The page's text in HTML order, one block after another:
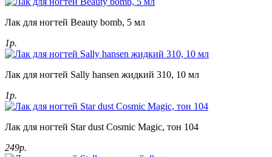
Лак для ногтей Beauty bomb, 5 мл
1р.
Лак для ногтей Sally hansen жидкий 310, 10 мл
1р.
Лак для ногтей Star dust Cosmic Magic, тон 104
249р.